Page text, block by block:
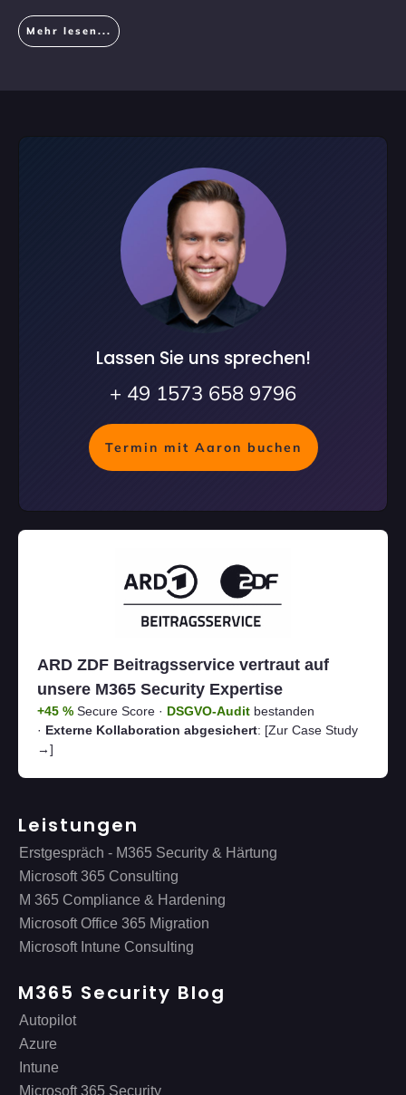
Mehr lesen...
Lassen Sie uns sprechen!
+ 49 1573 658 9796
Termin mit Aaron buchen
ARD ZDF Beitragsservice vertraut auf
unsere M365 Security Expertise
+45 % Secure Score · DSGVO-Audit bestanden
· Externe Kollaboration abgesichert: [Zur Case Study
→]
Leistungen
Erstgespräch - M365 Security & Härtung
Microsoft 365 Consulting
M 365 Compliance & Hardening
Microsoft Office 365 Migration
Microsoft Intune Consulting
M365 Security Blog
Autopilot
Azure
Intune
Microsoft 365 Security